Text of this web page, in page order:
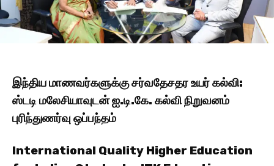
இந்திய மாணவர்களுக்கு சர்வதேசதர உயர் கல்வி:
ஸ்டடி மலேசியாவுடன் ஐ.டி.கே. கல்வி நிறுவனம்
புரிந்துணர்வு ஒப்பந்தம்
International Quality Higher Education